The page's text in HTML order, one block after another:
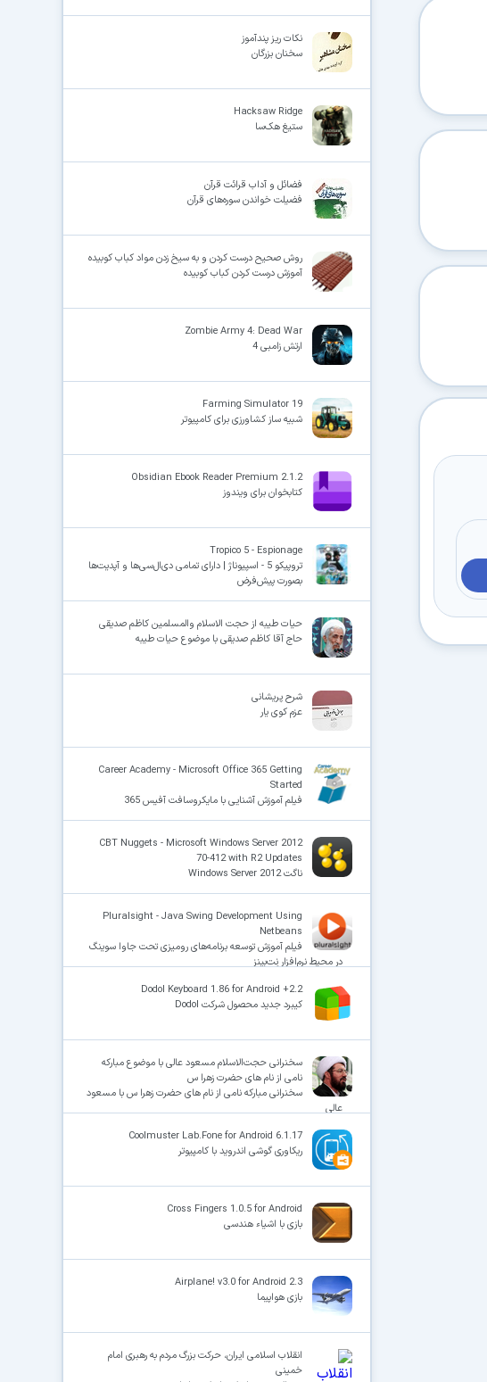
نکات ریز پندآموز
سخنان بزرگان
Hacksaw Ridge
ستیغ هک‌سا
فضائل و آداب قرائت قرآن
فضیلت خواندن سوره‌های قرآن
روش صحیح درست کردن و به سیخ زدن مواد کباب کوبیده
آموزش درست کردن کباب کوبیده
Zombie Army 4: Dead War
ارتش زامبی 4
Farming Simulator 19
شبیه ساز کشاورزی برای کامپیوتر
Obsidian Ebook Reader Premium 2.1.2
کتابخوان برای ویندوز
Tropico 5 - Espionage
تروپیکو 5 - اسپیوناژ | دارای تمامی دی‌ال‌سی‌ها و آپدیت‌ها
بصورت پیش‌فرض
حیات طیبه از حجت الاسلام والمسلمین کاظم صدیقی
حاج آقا کاظم صدیقی با موضوع حیات طیبه
شرح پریشانی
عزم کوی یار
Career Academy - Microsoft Office 365 Getting
Started
فیلم آموزش آشنایی با مایکروسافت آفیس 365
CBT Nuggets - Microsoft Windows Server 2012
70-412 with R2 Updates
ناگت Windows Server 2012
Pluralsight - Java Swing Development Using
Netbeans
فیلم آموزش توسعه برنامه‌های رومیزی تحت جاوا سوینگ
در محیط نرم‌افزار نِت‌بینز
Dodol Keyboard 1.86 for Android +2.2
کیبرد جدید محصول شرکت Dodol
سخنرانی حجت‌الاسلام مسعود عالی با موضوع مبارکه
نامی از نام های حضرت زهرا س
سخنرانی مبارکه نامی از نام های حضرت زهرا س با مسعود
عالی
Coolmuster Lab.Fone for Android 6.1.17
ریکاوری گوشی اندروید با کامپیوتر
Cross Fingers 1.0.5 for Android
بازی با اشیاء هندسی
Airplane! v3.0 for Android 2.3
بازی هواپیما
انقلاب اسلامی ایران، حرکت بزرگ مردم به رهبری امام
خمینی